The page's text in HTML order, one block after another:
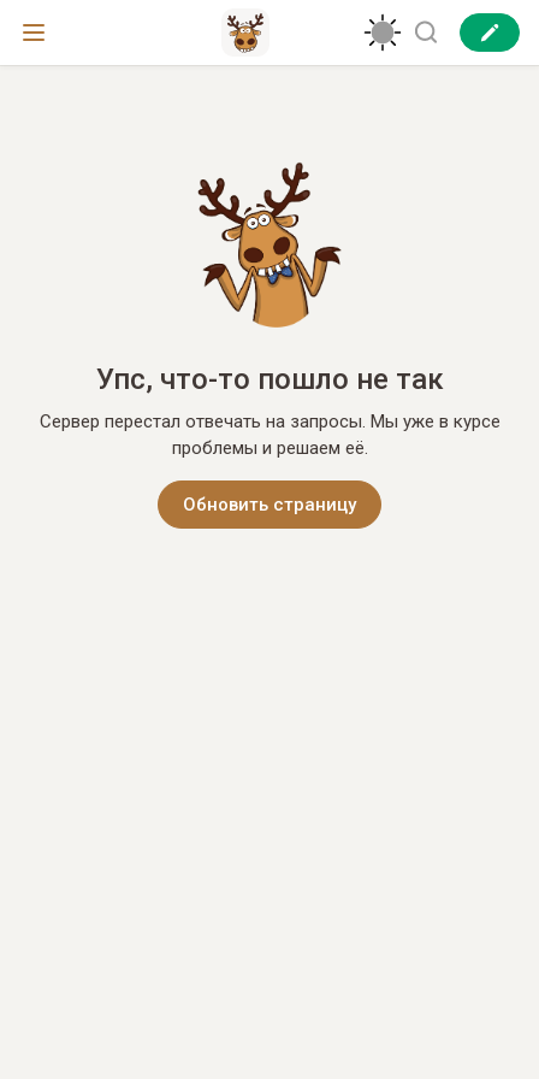
Упс, что-то пошло не так
Сервер перестал отвечать на запросы. Мы уже в курсе
проблемы и решаем её.
Обновить страницу